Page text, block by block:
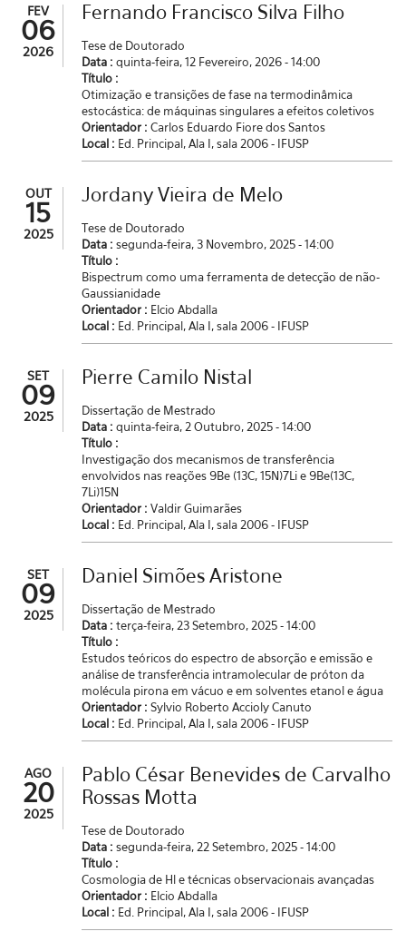
FEV
06
2026
Fernando Francisco Silva Filho
Tese de Doutorado
Data : quinta-feira, 12 Fevereiro, 2026 - 14:00
Título :
Otimização e transições de fase na termodinâmica
estocástica: de máquinas singulares a efeitos coletivos
Orientador : Carlos Eduardo Fiore dos Santos
Local : Ed. Principal, Ala I, sala 2006 - IFUSP
OUT
15
2025
Jordany Vieira de Melo
Tese de Doutorado
Data : segunda-feira, 3 Novembro, 2025 - 14:00
Título :
Bispectrum como uma ferramenta de detecção de não-
Gaussianidade
Orientador : Elcio Abdalla
Local : Ed. Principal, Ala I, sala 2006 - IFUSP
SET
09
2025
Pierre Camilo Nistal
Dissertação de Mestrado
Data : quinta-feira, 2 Outubro, 2025 - 14:00
Título :
Investigação dos mecanismos de transferência
envolvidos nas reações 9Be (13C, 15N)7Li e 9Be(13C,
7Li)15N
Orientador : Valdir Guimarães
Local : Ed. Principal, Ala I, sala 2006 - IFUSP
SET
09
2025
Daniel Simões Aristone
Dissertação de Mestrado
Data : terça-feira, 23 Setembro, 2025 - 14:00
Título :
Estudos teóricos do espectro de absorção e emissão e
análise de transferência intramolecular de próton da
molécula pirona em vácuo e em solventes etanol e água
Orientador : Sylvio Roberto Accioly Canuto
Local : Ed. Principal, Ala I, sala 2006 - IFUSP
AGO
20
2025
Pablo César Benevides de Carvalho
Rossas Motta
Tese de Doutorado
Data : segunda-feira, 22 Setembro, 2025 - 14:00
Título :
Cosmologia de Hl e técnicas observacionais avançadas
Orientador : Elcio Abdalla
Local : Ed. Principal, Ala I, sala 2006 - IFUSP